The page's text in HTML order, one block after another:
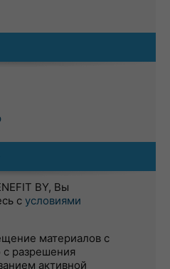
BY, Вы
с условиями
материалов с
с разрешения
активной